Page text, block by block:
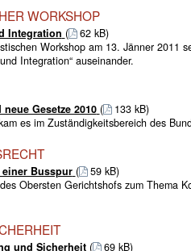
WORKSHOP
Integration (
62 kB)
Workshop am 13. Jänner 2011
Integration“ auseinander.
Gesetze 2010 (
133 kB)
es im Zuständigkeitsbereich des
Busspur (
59 kB)
Obersten Gerichtshofs zum Thema
und Sicherheit ( 69 kB)